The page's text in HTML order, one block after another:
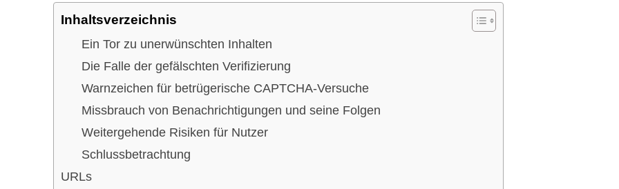
Inhaltsverzeichnis
Ein Tor zu unerwünschten Inhalten
Die Falle der gefälschten Verifizierung
Warnzeichen für betrügerische CAPTCHA-Versuche
Missbrauch von Benachrichtigungen und seine Folgen
Weitergehende Risiken für Nutzer
Schlussbetrachtung
URLs